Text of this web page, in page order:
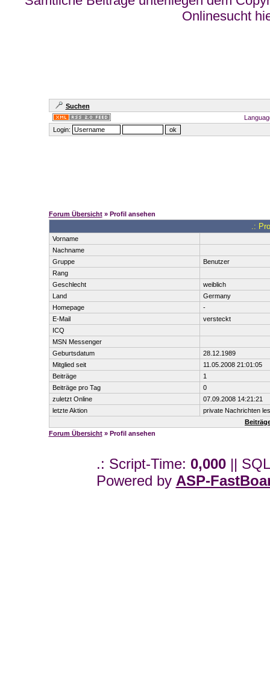
Onlinesucht
Suchen
Login:
Forum Übersicht» Profil ansehen
.:
Vorname
Nachname
Gruppe
Benutzer
Rang
Geschlecht
weiblich
Land
Germany
Homepage
-
E-Mail
versteckt
ICQ
MSN Messenger
Geburtsdatum
28.12.1989
Mitglied seit
11.05.2008 21:01:05
Beiträge
1
Beiträge pro Tag
0
zuletzt Online
07.09.2008 14:21:21
letzte Aktion
private Nachrichten
Forum Übersicht» Profil ansehen
.: Script-Time: 0,000||
Powered by ASP-